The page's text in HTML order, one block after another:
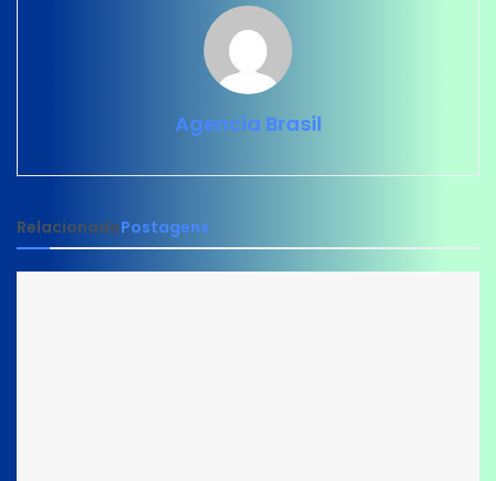
Agencia Brasil
RelacionadoPostagens